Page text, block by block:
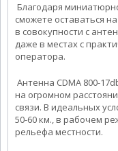
Благодаря
сможете оставаться
в совокупности с
даже в местах с
оператора.
Антенна CDMA 800-
на огромном
связи. В идеальных
50-60 км., в рабочем
рельефа местности.